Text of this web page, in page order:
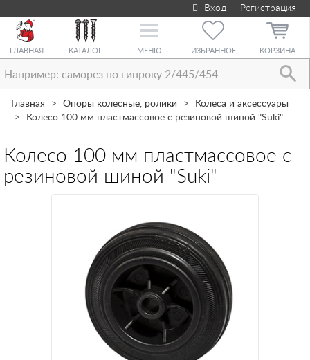
Вход Регистрация
ГЛАВНАЯ КАТАЛОГ
Toggle
МЕНЮ ИЗБРАННОЕ КОРЗИНА
Главная Опоры колесные, ролики
Колеса и аксессуары
Колесо 100 мм пластмассовое с резиновой шиной "Suki"
Колесо 100 мм пластмассовое с
резиновой шиной "Suki"